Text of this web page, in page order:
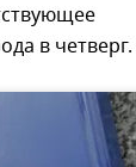
в четверг.